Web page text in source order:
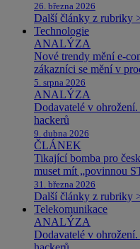
26. března 2026
Další články z rubriky
Technologie
ANALÝZA
Nové trendy mění e-
zákazníci se mění v
5. srpna 2026
ANALÝZA
Dodavatelé v
hackerů
9. dubna 2026
ČLÁNEK
Tikající bomba pro
muset mít „povinnou
31. března 2026
Další články z rubriky
Telekomunikace
ANALÝZA
Dodavatelé v